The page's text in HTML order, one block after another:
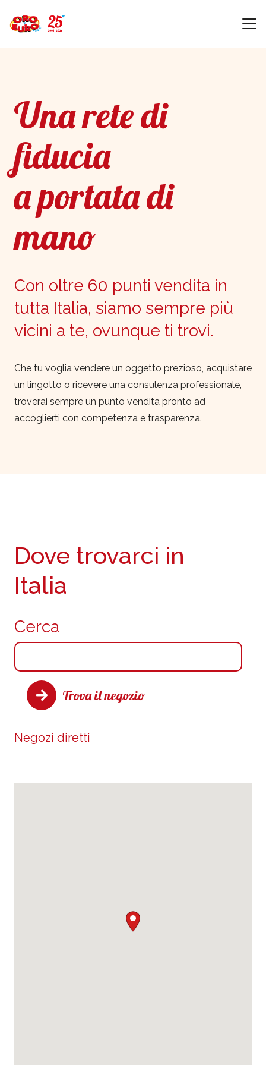
Una rete di
fiducia
a portata di
mano
Con oltre 60 punti vendita in
tutta Italia, siamo sempre più
vicini a te, ovunque ti trovi.
Che tu voglia vendere un oggetto prezioso, acquistare
un lingotto o ricevere una consulenza professionale,
troverai sempre un punto vendita pronto ad
accoglierti con competenza e trasparenza.
Cerca
Trova il negozio
Dove trovarci in
Italia
Negozi diretti